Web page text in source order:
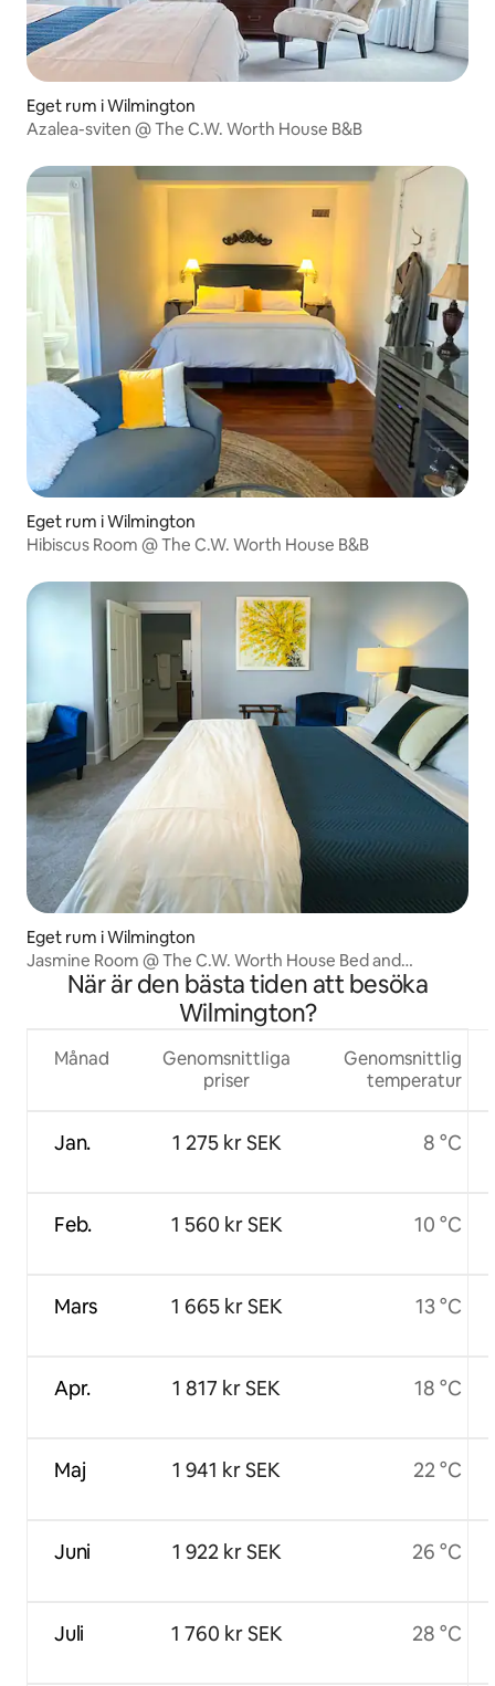
Eget rum i Wilmington
Azalea-sviten @ The C.W. Worth House B&B
Eget rum i Wilmington
Hibiscus Room @ The C.W. Worth House B&B
Eget rum i Wilmington
Jasmine Room @ The C.W. Worth House Bed and
BreakfastNär är den bästa tiden att besöka
Wilmington?
Månad
Jan.
Feb.
Mars
Apr.
Maj
Juni
Juli
Genomsnittliga
priser
1 275 kr SEK
1 560 kr SEK
1 665 kr SEK
1 817 kr SEK
1 941 kr SEK
1 922 kr SEK
1 760 kr SEK
Genomsnittlig
temperatur
8 °C
10 °C
13 °C
18 °C
22 °C
26 °C
28 °C